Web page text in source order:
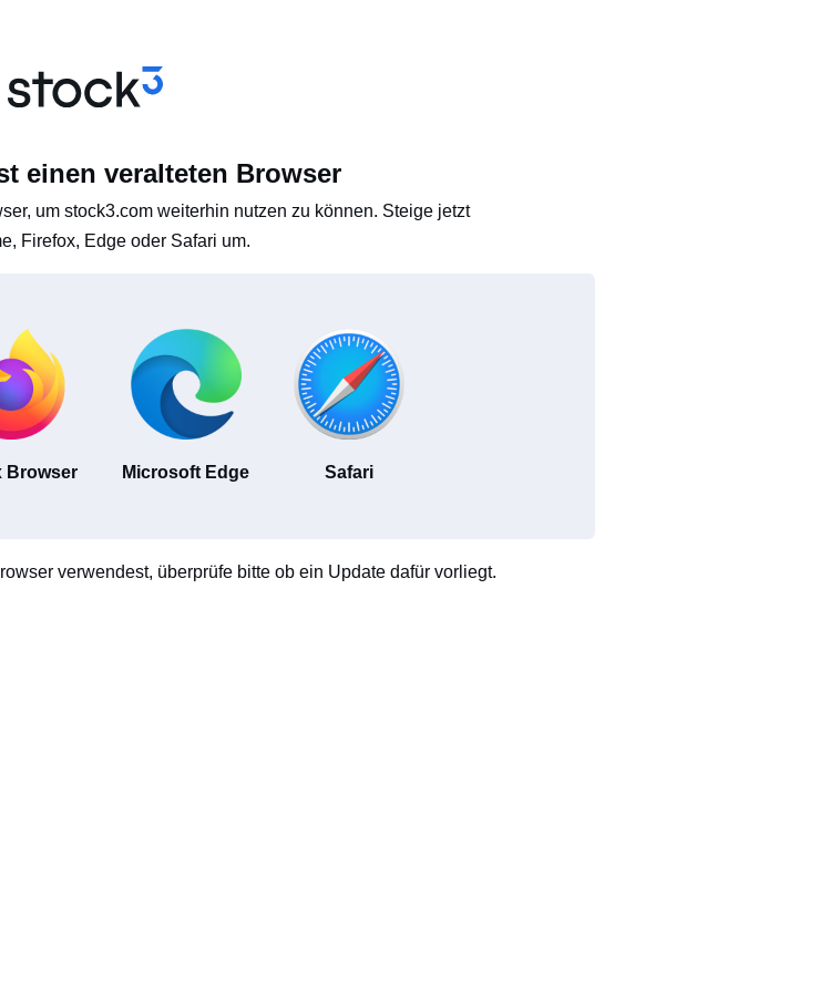
einen veralteten Browser
um stock3.com weiterhin nutzen zu können. Steige jetzt
Firefox, Edge oder Safari um.
Browser Microsoft Edge Safari
verwendest, überprüfe bitte ob ein Update dafür vorliegt.